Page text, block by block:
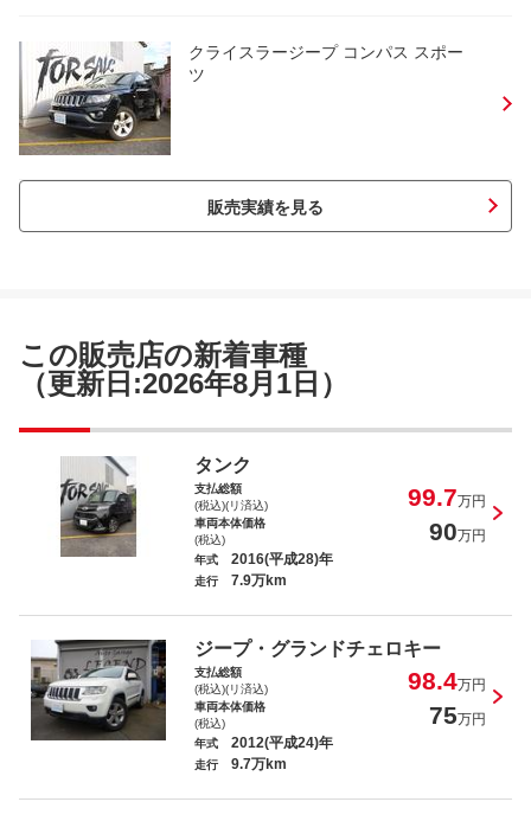
クライスラージープ コンパス スポー
ツ
販売実績を見る
この販売店の新着車種
（更新日:2026年8月1日）
タンク
支払総額
(税込)(リ済込)
99.7万円
車両本体価格
(税込)
90万円
年式 2016(平成28)年
走行 7.9万km
ジープ・グランドチェロキー
支払総額
(税込)(リ済込)
98.4万円
車両本体価格
(税込)
75万円
年式 2012(平成24)年
走行 9.7万km